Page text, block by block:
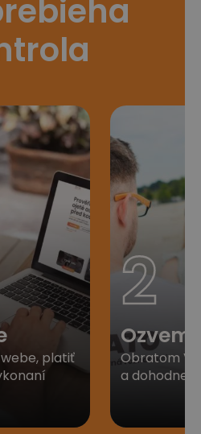
platiť
2
Obratom
a